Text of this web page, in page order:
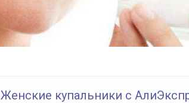
Женские купальники с